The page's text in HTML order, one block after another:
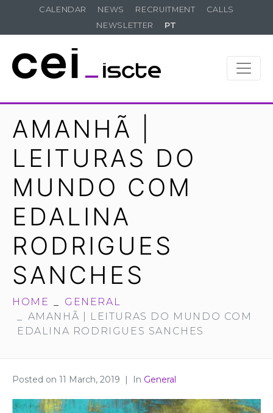
CALENDAR NEWS RECRUITMENT
CALLS
NEWSLETTER
PT
AMANHÃ |
LEITURAS DO
MUNDO COM
EDALINA
RODRIGUES
SANCHES
HOME
GENERAL
AMANHÃ | LEITURAS DO MUNDO COM
EDALINA RODRIGUES SANCHES
Posted on 11 March, 2019 In General